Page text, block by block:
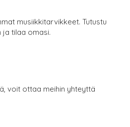
musiikkitarvikkeet. Tutustu
tilaa omasi.
voit ottaa meihin yhteyttä